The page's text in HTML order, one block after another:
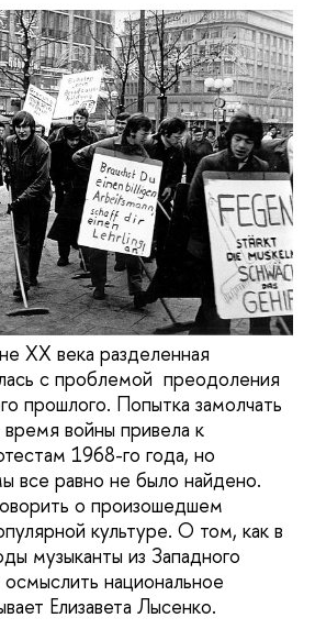
ХХ века разделенная
с проблемой преодоления
прошлого. Попытка замолчать
войны привела к
1968-го года, но
все равно не было найдено.
о произошедшем
культуре. О том, как в
музыканты из Западного
национальное
Елизавета Лысенко.